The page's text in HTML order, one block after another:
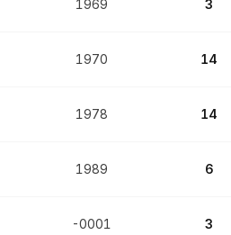
1969 3
1970 14
1978 14
1989 6
-0001 3